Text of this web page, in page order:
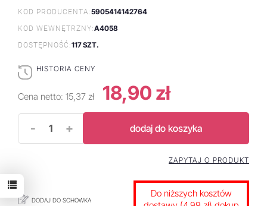
KOD PRODUCENTA:5905414142764
KOD WEWNĘTRZNY:A4058
DOSTĘPNOŚĆ:117 SZT.
HISTORIA CENY
Cena netto: 15,37 zł 18,90 zł
- + dodaj do koszyka
DODAJ DO SCHOWKA
ZAPYTAJ O PRODUKT
Do niższych kosztów